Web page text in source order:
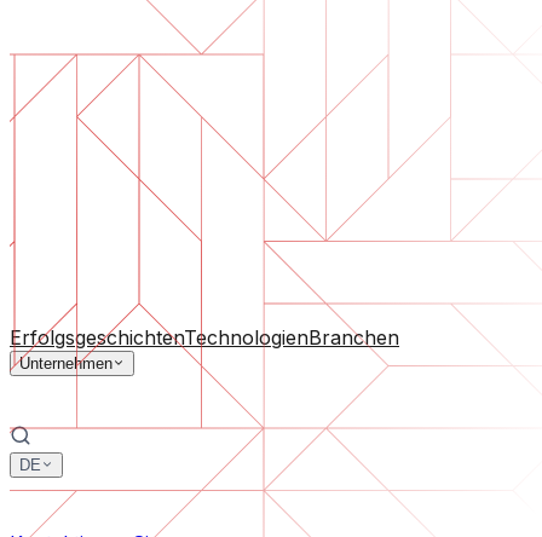
Produktentwicklung
Von der Idee zum fertigen Produkt — Design,
Technische Due Diligence
Qualitätsbewertung und Risikoidentifikation in Ihrer
Software-Support
Laufende Wartung oder Rettung eines Projekts, das aus
Nach Unternehmensgröße
Für mittelständische Unternehmen
Alle Dienstleistungen
ErfolgsgeschichtenTechnologienBranchen
Unternehmen
DE
한국어